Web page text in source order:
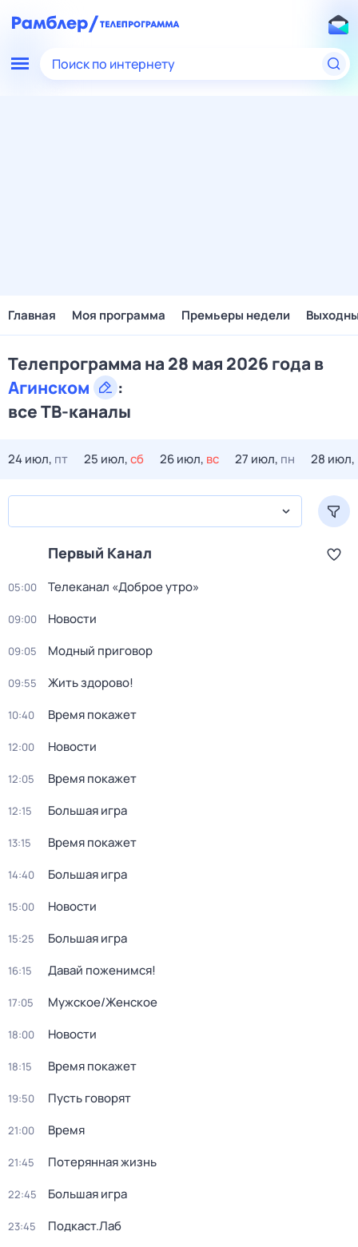
Поиск по интернету
Главная Моя программа Премьеры недели
Телепрограмма на 28 мая 2026 года в
Агинском
:
все ТВ-каналы
24 июл, пт 25 июл,сб 26 июл, вс 27 июл, пн 28 июл,
Первый Канал
05:00 Телеканал «Доброе утро»
09:00 Новости
09:05 Модный приговор
09:55 Жить здорово!
10:40 Время покажет
12:00 Новости
12:05 Время покажет
12:15 Большая игра
13:15 Время покажет
14:40 Большая игра
15:00 Новости
15:25 Большая игра
16:15 Давай поженимся!
17:05 Мужское/Женское
18:00 Новости
18:15 Время покажет
19:50 Пусть говорят
21:00 Время
21:45 Потерянная жизнь
22:45 Большая игра
23:45 Подкаст.Лаб